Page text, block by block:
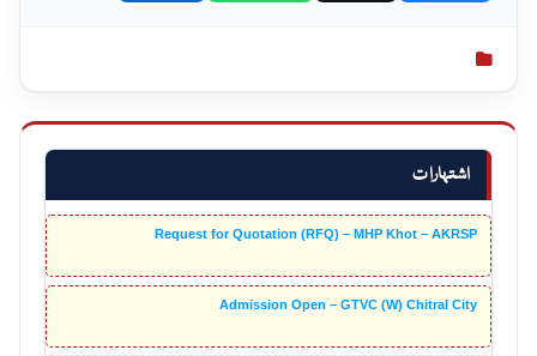
اشتہارات
Request for Quotation (RFQ) – MHP Khot – AKRSP
Admission Open – GTVC (W) Chitral City